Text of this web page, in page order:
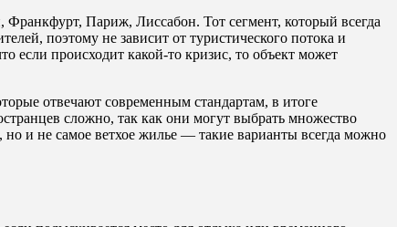
Париж, Лиссабон. Тот сегмент, который всегда
поэтому не зависит от туристического потока и
если происходит какой-то кризис, то объект может
отвечают современным стандартам, в итоге
сложно, так как они могут выбрать множество
и не самое ветхое жилье — такие варианты всегда можно